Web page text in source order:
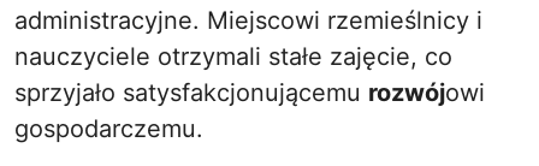
administracyjne. Miejscowi rzemieślnicy i
nauczyciele otrzymali stałe zajęcie, co
sprzyjało satysfakcjonującemu rozwójowi
gospodarczemu.